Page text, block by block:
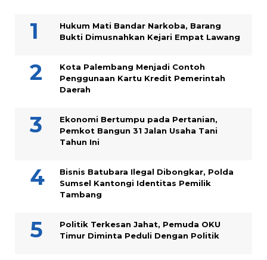
Hukum Mati Bandar Narkoba, Barang
Bukti Dimusnahkan Kejari Empat Lawang
Kota Palembang Menjadi Contoh
Penggunaan Kartu Kredit Pemerintah
Daerah
Ekonomi Bertumpu pada Pertanian,
Pemkot Bangun 31 Jalan Usaha Tani
Tahun Ini
Bisnis Batubara Ilegal Dibongkar, Polda
Sumsel Kantongi Identitas Pemilik
Tambang
Politik Terkesan Jahat, Pemuda OKU
Timur Diminta Peduli Dengan Politik